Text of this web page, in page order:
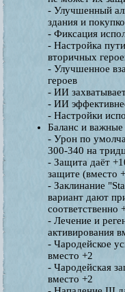
- Улучшенный
здания и
- Фиксация
- Настройка
вторичных
- Улучшенное
героев
- ИИ
- ИИ
- Настройки
Баланс и важные
- Урон по
300-340 на
- Защита даёт
защите (вместо
- Заклинание
вариант дают
соответственно
- Лечение и
активирования
- Чародейское
вместо +2
- Чародейская
вместо +2